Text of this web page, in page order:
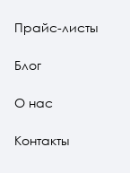
Прайс-листы
Блог
О нас
Контакты